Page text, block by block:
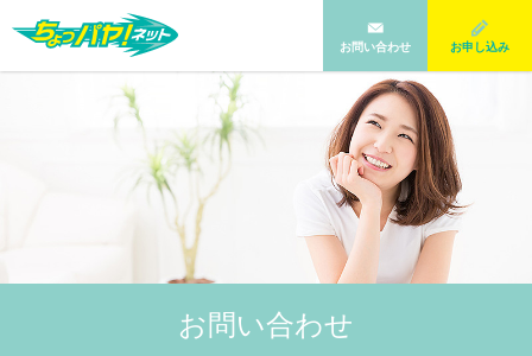
お問い合わせ お申し込み
お問い合わせ